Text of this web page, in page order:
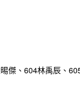
、604林禹辰、